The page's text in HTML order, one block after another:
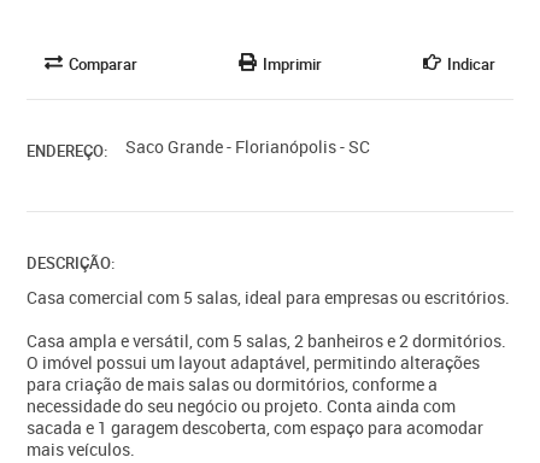
Comparar Imprimir Indicar
ENDEREÇO: Saco Grande - Florianópolis - SC
DESCRIÇÃO:
Casa comercial com 5 salas, ideal para empresas ou escritórios.
Casa ampla e versátil, com 5 salas, 2 banheiros e 2 dormitórios.
O imóvel possui um layout adaptável, permitindo alterações
para criação de mais salas ou dormitórios, conforme a
necessidade do seu negócio ou projeto. Conta ainda com
sacada e 1 garagem descoberta, com espaço para acomodar
mais veículos.